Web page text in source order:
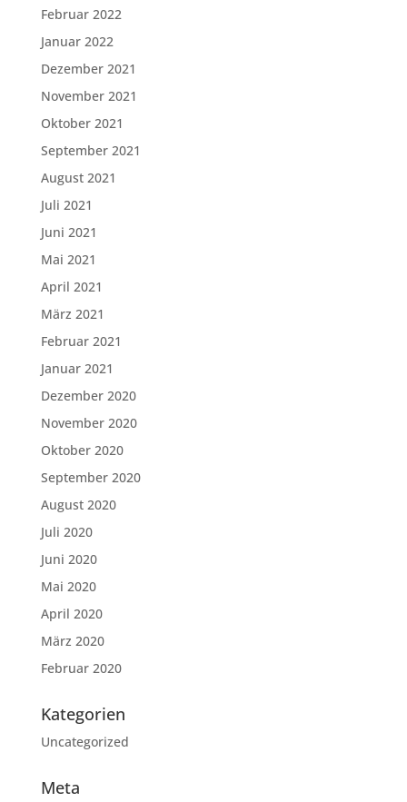
Februar 2022
Januar 2022
Dezember 2021
November 2021
Oktober 2021
September 2021
August 2021
Juli 2021
Juni 2021
Mai 2021
April 2021
März 2021
Februar 2021
Januar 2021
Dezember 2020
November 2020
Oktober 2020
September 2020
August 2020
Juli 2020
Juni 2020
Mai 2020
April 2020
März 2020
Februar 2020
Kategorien
Uncategorized
Meta